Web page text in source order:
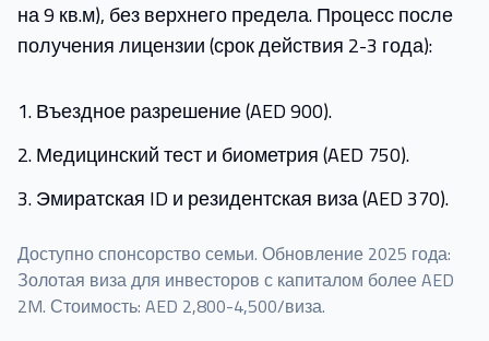
на 9 кв.м), без верхнего предела. Процесс после
получения лицензии (срок действия 2-3 года):
Въездное разрешение (AED 900).
Медицинский тест и биометрия (AED 750).
Эмиратская ID и резидентская виза (AED 370).
Доступно спонсорство семьи. Обновление 2025 года:
Золотая виза для инвесторов с капиталом более AED
2M. Стоимость: AED 2,800-4,500/виза.